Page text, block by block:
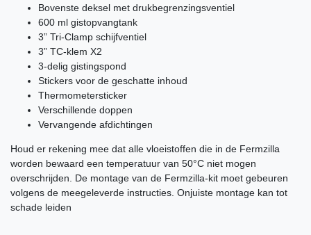
Bovenste deksel met drukbegrenzingsventiel
600 ml gistopvangtank
3” Tri-Clamp schijfventiel
3” TC-klem X2
3-delig gistingspond
Stickers voor de geschatte inhoud
Thermometersticker
Verschillende doppen
Vervangende afdichtingen
Houd er rekening mee dat alle vloeistoffen die in de Fermzilla
worden bewaard een temperatuur van 50°C niet mogen
overschrijden. De montage van de Fermzilla-kit moet gebeuren
volgens de meegeleverde instructies. Onjuiste montage kan tot
schade leiden